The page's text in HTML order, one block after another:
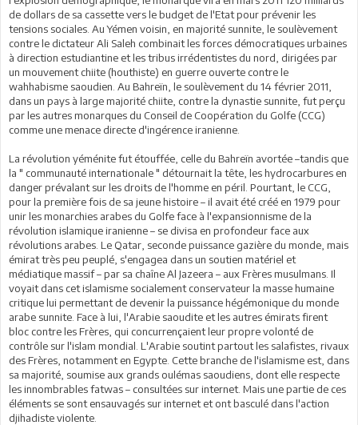
de dollars de sa cassette vers le budget de l'Etat pour prévenir les
tensions sociales. Au Yémen voisin, en majorité sunnite, le soulèvement
contre le dictateur Ali Saleh combinait les forces démocratiques urbaines
à direction estudiantine et les tribus irrédentistes du nord, dirigées par
un mouvement chiite (houthiste) en guerre ouverte contre le
wahhabisme saoudien. Au Bahreïn, le soulèvement du 14 février 2011,
dans un pays à large majorité chiite, contre la dynastie sunnite, fut perçu
par les autres monarques du Conseil de Coopération du Golfe (CCG)
comme une menace directe d'ingérence iranienne.
La révolution yéménite fut étouffée, celle du Bahreïn avortée –tandis que
la " communauté internationale " détournait la tête, les hydrocarbures en
danger prévalant sur les droits de l'homme en péril. Pourtant, le CCG,
pour la première fois de sa jeune histoire – il avait été créé en 1979 pour
unir les monarchies arabes du Golfe face à l'expansionnisme de la
révolution islamique iranienne – se divisa en profondeur face aux
révolutions arabes. Le Qatar, seconde puissance gazière du monde, mais
émirat très peu peuplé, s'engagea dans un soutien matériel et
médiatique massif – par sa chaîne Al Jazeera – aux Frères musulmans. Il
voyait dans cet islamisme socialement conservateur la masse humaine
critique lui permettant de devenir la puissance hégémonique du monde
arabe sunnite. Face à lui, l'Arabie saoudite et les autres émirats firent
bloc contre les Frères, qui concurrençaient leur propre volonté de
contrôle sur l'islam mondial. L'Arabie soutint partout les salafistes, rivaux
des Frères, notamment en Egypte. Cette branche de l'islamisme est, dans
sa majorité, soumise aux grands oulémas saoudiens, dont elle respecte
les innombrables fatwas – consultées sur internet. Mais une partie de ces
éléments se sont ensauvagés sur internet et ont basculé dans l'action
djihadiste violente.